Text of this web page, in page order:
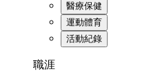
醫療保健
運動體育
活動紀錄
職涯